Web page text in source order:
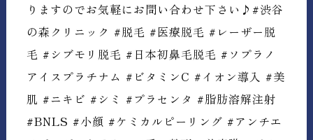
りますのでお気軽にお問い合わせ下さい♪#渋谷
の森クリニック #脱毛 #医療脱毛 #レーザー脱
毛 #シブモリ脱毛 #日本初鼻毛脱毛 #ソプラノ
アイスプラチナム #ビタミンC #イオン導入 #美
肌 #ニキビ #シミ #プラセンタ #脂肪溶解注射
#BNLS #小顔 #ケミカルピーリング #アンチエ